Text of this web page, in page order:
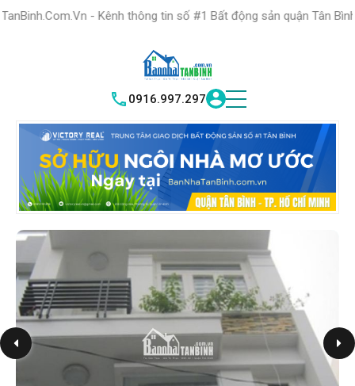
- Kênh thông tin số #1 Bất động sản quận Tân Bình "Nơi bạn
0916.997.297
HỆ THỐNG TRUNG
TÂM GIAO DỊCH BĐS TỐT NHẤT QUẬN
TÂN BÌNHVICTORY REAL TÌM HIỂU NGAY